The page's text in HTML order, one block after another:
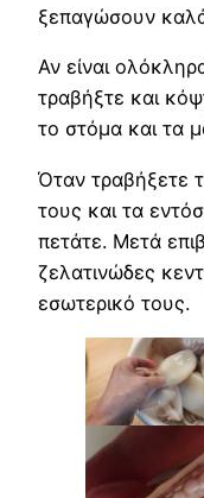
ξεπαγώσουν
Αν είναι
τραβήξτε και
το στόμα και τα
Όταν τραβήξετε
τους και τα
πετάτε. Μετά
ζελατινώδες
εσωτερικό τους.